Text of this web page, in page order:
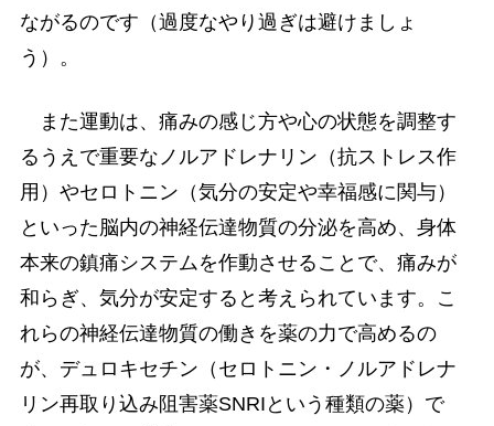
ながるのです（過度なやり過ぎは避けましょ
う）。
また運動は、痛みの感じ方や心の状態を調整す
るうえで重要なノルアドレナリン（抗ストレス作
用）やセロトニン（気分の安定や幸福感に関与）
といった脳内の神経伝達物質の分泌を高め、身体
本来の鎮痛システムを作動させることで、痛みが
和らぎ、気分が安定すると考えられています。こ
れらの神経伝達物質の働きを薬の力で高めるの
が、デュロキセチン（セロトニン・ノルアドレナ
リン再取り込み阻害薬SNRIという種類の薬）で